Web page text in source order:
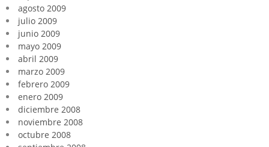
agosto 2009
julio 2009
junio 2009
mayo 2009
abril 2009
marzo 2009
febrero 2009
enero 2009
diciembre 2008
noviembre 2008
octubre 2008